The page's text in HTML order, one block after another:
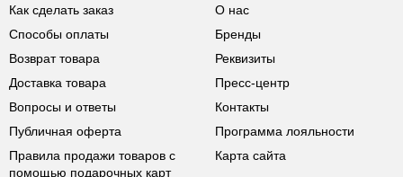
Как сделать заказ
Способы оплаты
Возврат товара
Доставка товара
Вопросы и ответы
Публичная оферта
Правила продажи товаров с
помощью подарочных карт
О нас
Бренды
Реквизиты
Пресс-центр
Контакты
Программа лояльности
Карта сайта